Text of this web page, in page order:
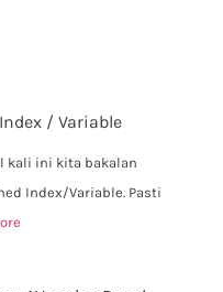
/ Variable
kali ini kita bakalan
Index/Variable. Pasti